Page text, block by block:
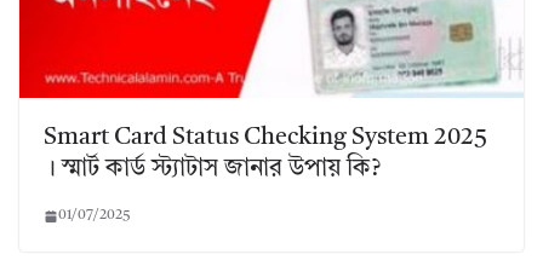
Smart Card Status Checking System 2025
। স্মার্ট কার্ড স্ট্যাটাস জানার উপায় কি?
01/07/2025